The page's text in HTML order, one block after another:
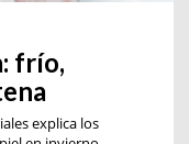
frío,
explica los